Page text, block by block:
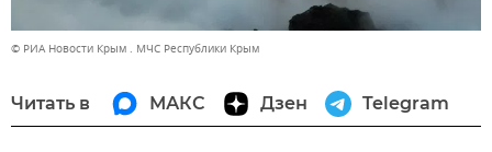
© РИА Новости Крым . МЧС Республики Крым
Читать в МАКС Дзен Telegram